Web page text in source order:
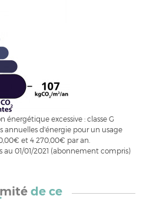
excessive : classe G
annuelles d'énergie pour un usage
et 4 270,00€ par an.
au 01/01/2021 (abonnement compris)
de ce